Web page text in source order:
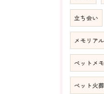
立ち会い
メモリア
ペットメ
ペット火